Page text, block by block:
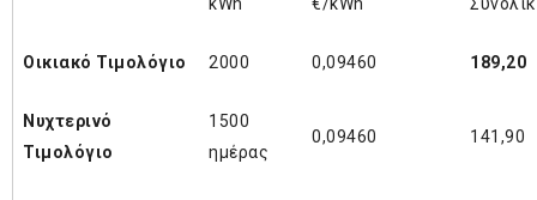
kWh €/kWh
Οικιακό Τιμολόγιο 2000 0,09460 189,20
Νυχτερινό
Τιμολόγιο
1500
ημέρας
0,09460 141,90